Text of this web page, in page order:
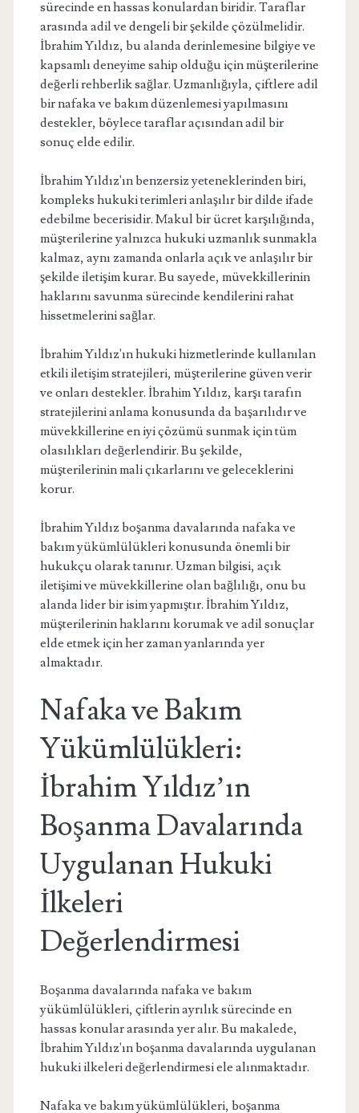
sürecinde en hassas konulardan biridir. Taraflar
arasında adil ve dengeli bir şekilde çözülmelidir.
İbrahim Yıldız, bu alanda derinlemesine bilgiye ve
kapsamlı deneyime sahip olduğu için müşterilerine
değerli rehberlik sağlar. Uzmanlığıyla, çiftlere adil
bir nafaka ve bakım düzenlemesi yapılmasını
destekler, böylece taraflar açısından adil bir
sonuç elde edilir.
İbrahim Yıldız'ın benzersiz yeteneklerinden biri,
kompleks hukuki terimleri anlaşılır bir dilde ifade
edebilme becerisidir. Makul bir ücret karşılığında,
müşterilerine yalnızca hukuki uzmanlık sunmakla
kalmaz, aynı zamanda onlarla açık ve anlaşılır bir
şekilde iletişim kurar. Bu sayede, müvekkillerinin
haklarını savunma sürecinde kendilerini rahat
hissetmelerini sağlar.
İbrahim Yıldız'ın hukuki hizmetlerinde kullanılan
etkili iletişim stratejileri, müşterilerine güven verir
ve onları destekler. İbrahim Yıldız, karşı tarafın
stratejilerini anlama konusunda da başarılıdır ve
müvekkillerine en iyi çözümü sunmak için tüm
olasılıkları değerlendirir. Bu şekilde,
müşterilerinin mali çıkarlarını ve geleceklerini
korur.
İbrahim Yıldız boşanma davalarında nafaka ve
bakım yükümlülükleri konusunda önemli bir
hukukçu olarak tanınır. Uzman bilgisi, açık
iletişimi ve müvekkillerine olan bağlılığı, onu bu
alanda lider bir isim yapmıştır. İbrahim Yıldız,
müşterilerinin haklarını korumak ve adil sonuçlar
elde etmek için her zaman yanlarında yer
almaktadır.
Nafaka ve Bakım
Yükümlülükleri:
İbrahim Yıldız’ın
Boşanma Davalarında
Uygulanan Hukuki
İlkeleri
Değerlendirmesi
Boşanma davalarında nafaka ve bakım
yükümlülükleri, çiftlerin ayrılık sürecinde en
hassas konular arasında yer alır. Bu makalede,
İbrahim Yıldız'ın boşanma davalarında uygulanan
hukuki ilkeleri değerlendirmesi ele alınmaktadır.
Nafaka ve bakım yükümlülükleri, boşanma